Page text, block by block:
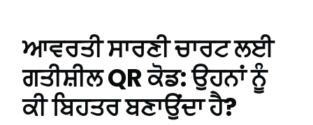
ਆਵਰਤੀ ਸਾਰਣੀ ਚਾਰਟ ਲਈ
ਗਤੀਸ਼ੀਲ QR ਕੋਡ: ਉਹਨਾਂ ਨੂੰ
ਕੀ ਬਿਹਤਰ ਬਣਾਉਂਦਾ ਹੈ?